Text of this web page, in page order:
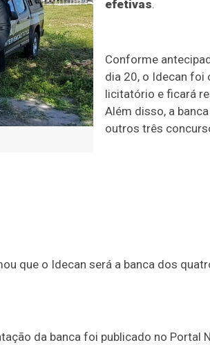
efetivas.
Conforme
dia 20, o Idecan foi
licitatório e ficará
Além disso, a
outros três
que o Idecan será a banca dos
da banca foi publicado no Portal